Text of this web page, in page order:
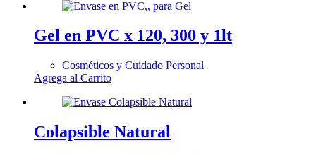
Gel en PVC x 120, 300 y 1lt
Cosméticos y Cuidado Personal
Agrega al Carrito
Colapsible Natural